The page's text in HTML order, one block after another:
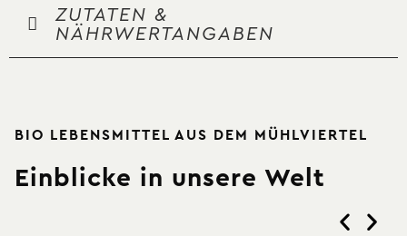
ZUTATEN &
NÄHRWERTANGABEN
BIO LEBENSMITTEL AUS DEM MÜHLVIERTEL
Einblicke in unsere Welt